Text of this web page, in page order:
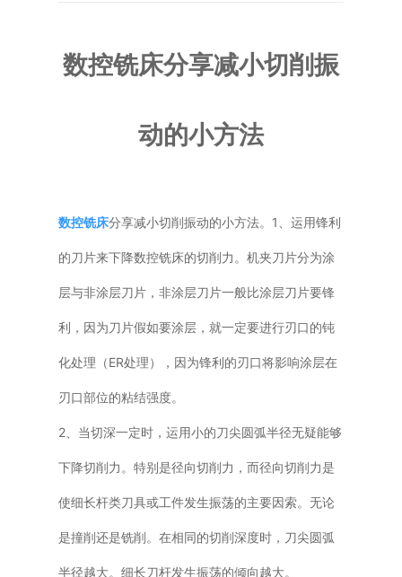
简易数控铣床
加工中心
专用机床
买球手机登录入口-买球(中国)
数控铣床分享减小切削振
动的小方法
数控铣床分享减小切削振动的小方法。1、运用锋利
的刀片来下降数控铣床的切削力。机夹刀片分为涂
层与非涂层刀片，非涂层刀片一般比涂层刀片要锋
利，因为刀片假如要涂层，就一定要进行刃口的钝
化处理（ER处理），因为锋利的刃口将影响涂层在
刃口部位的粘结强度。
2、当切深一定时，运用小的刀尖圆弧半径无疑能够
下降切削力。特别是径向切削力，而径向切削力是
使细长杆类刀具或工件发生振荡的主要因索。无论
是撞削还是铣削。在相同的切削深度时，刀尖圆弧
半径越大。细长刀杆发生振荡的倾向越大。